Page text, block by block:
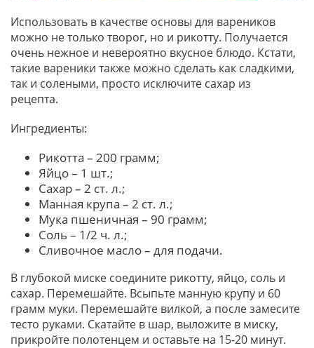
Использовать в качестве основы для вареников
можно не только творог, но и рикотту. Получается
очень нежное и невероятно вкусное блюдо. Кстати,
такие вареники также можно сделать как сладкими,
так и солеными, просто исключите сахар из
рецепта.
Ингредиенты:
Рикотта – 200 грамм;
Яйцо – 1 шт.;
Сахар – 2 ст. л.;
Манная крупа – 2 ст. л.;
Мука пшеничная – 90 грамм;
Соль – 1/2 ч. л.;
Сливочное масло – для подачи.
В глубокой миске соедините рикотту, яйцо, соль и
сахар. Перемешайте. Всыпьте манную крупу и 60
грамм муки. Перемешайте вилкой, а после замесите
тесто руками. Скатайте в шар, выложите в миску,
прикройте полотенцем и оставьте на 15-20 минут.